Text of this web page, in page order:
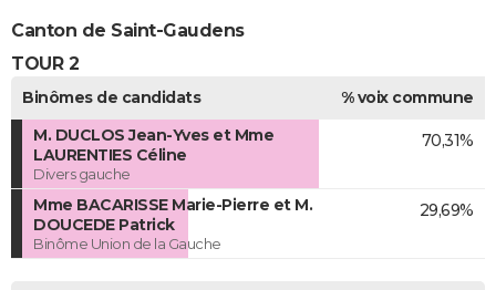
Canton de Saint-Gaudens
TOUR 2
Binômes de candidats
% voix commune
M. DUCLOS Jean-Yves et Mme
LAURENTIES Céline
Divers gauche
70,31%
Mme BACARISSE Marie-Pierre et M.
DOUCEDE Patrick
Binôme Union de la Gauche
29,69%